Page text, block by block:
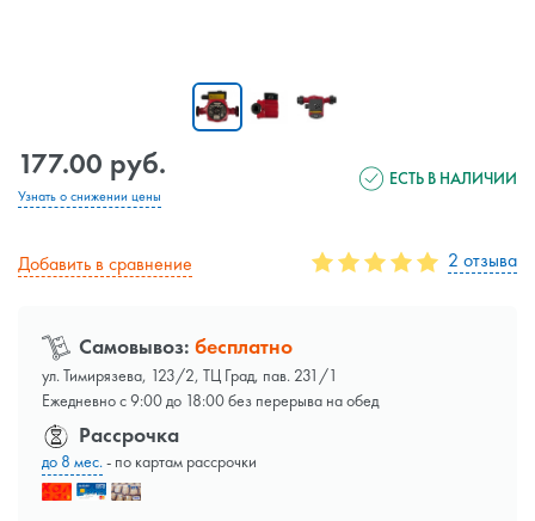
177.00 руб.
Узнать о снижении цены
ЕСТЬ В НАЛИЧИИ
Добавить в сравнение 2 отзыва
Самовывоз: бесплатно
ул. Тимирязева, 123/2, ТЦ Град, пав. 231/1
Ежедневно с 9:00 до 18:00 без перерыва на обед
Рассрочка
до 8 мес.- по картам рассрочки